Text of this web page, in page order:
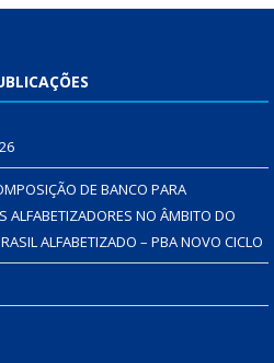
DE BANCO PARA
ALFABETIZADORES NO ÂMBITO DO
ALFABETIZADO – PBA NOVO CICLO